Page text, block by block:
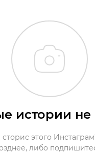
истории
этого
либо